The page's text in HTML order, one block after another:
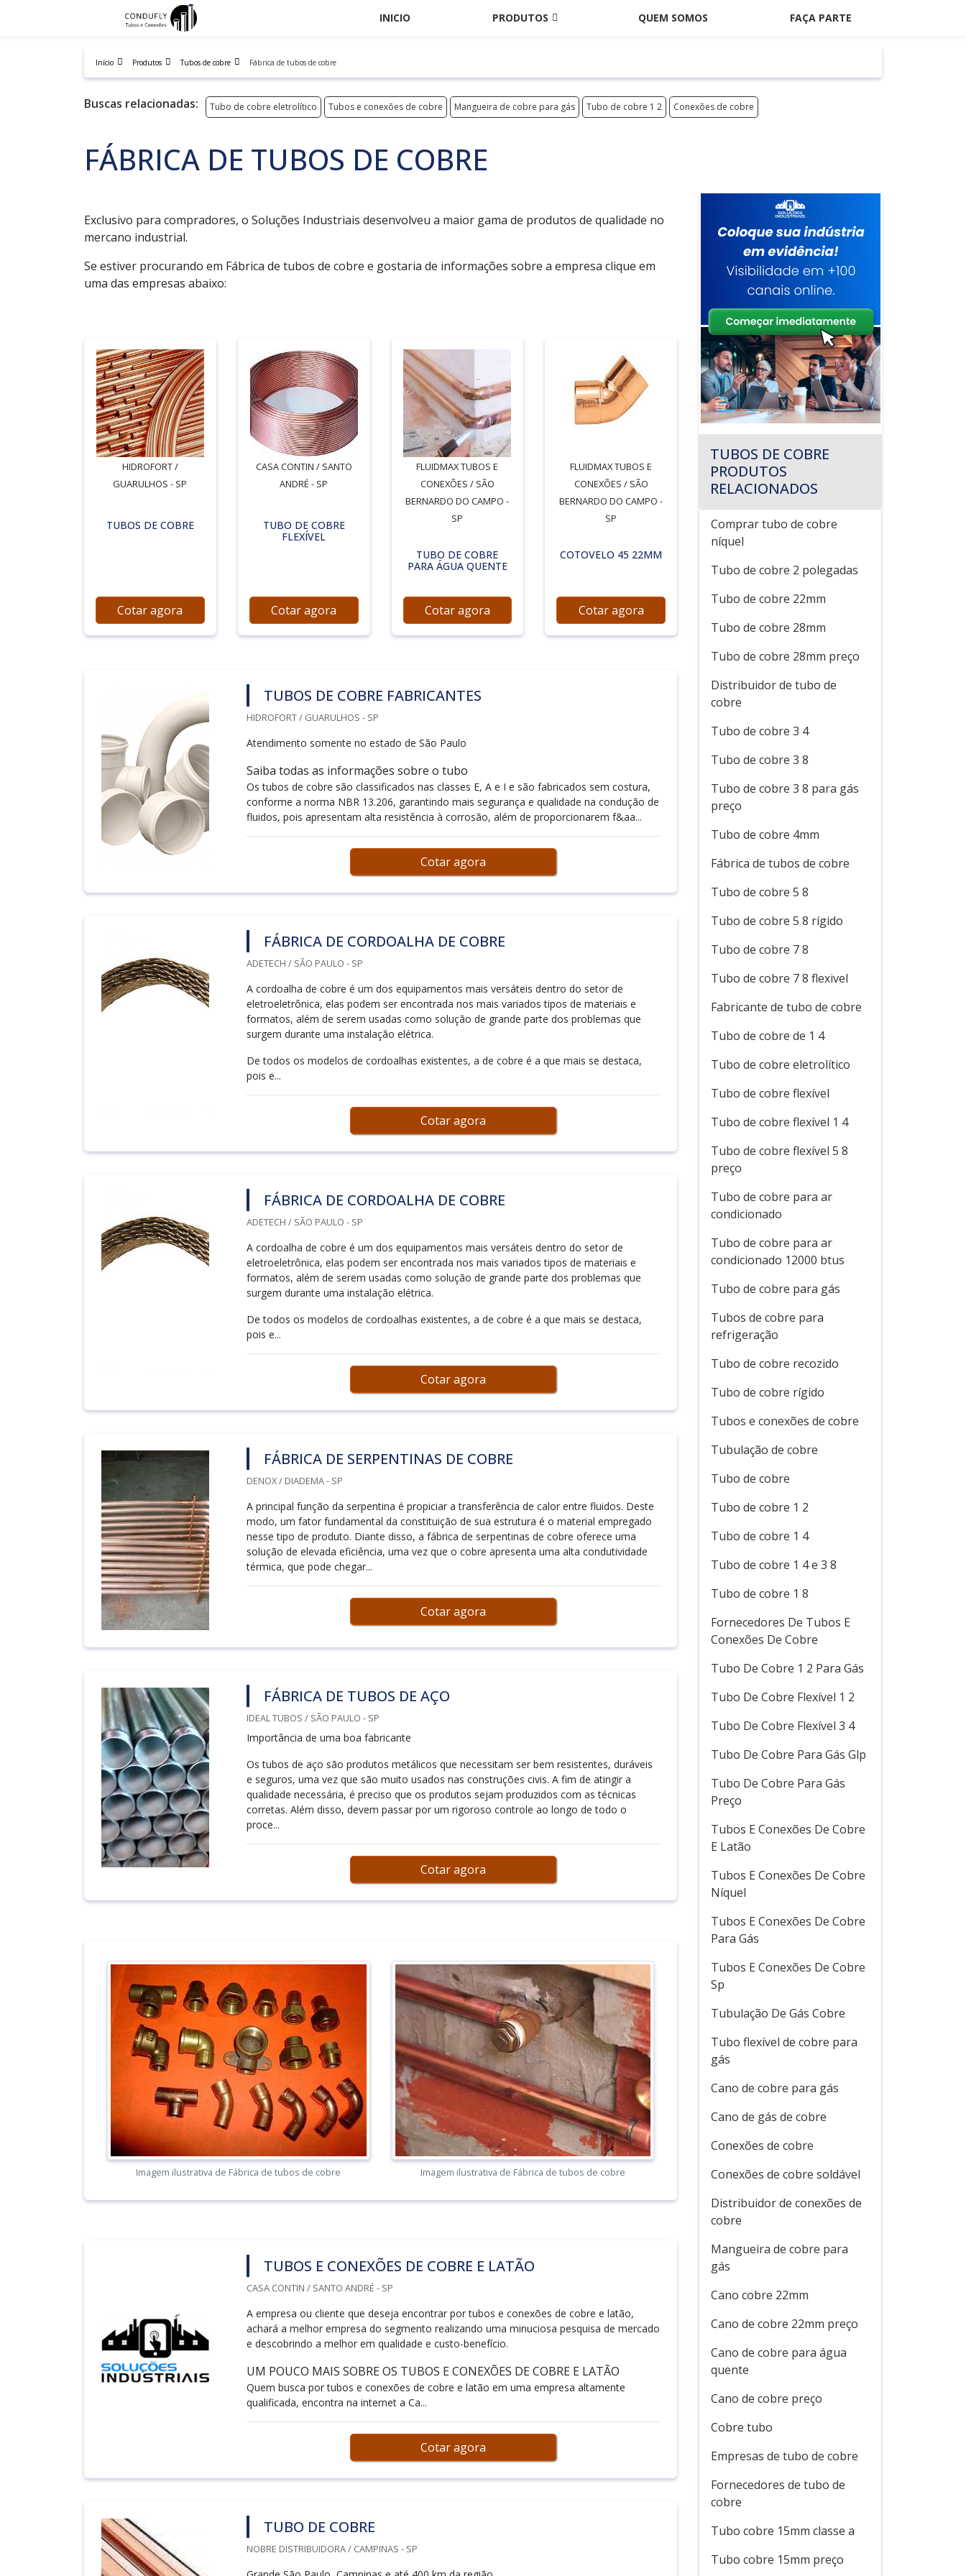
INICIO PRODUTOS QUEM SOMOS FAÇA PARTE
Início Produtos Tubos de cobre Fábrica de tubos de cobre
Buscas relacionadas: Tubo de cobre eletrolítico Tubos e conexões de cobre Mangueira de cobre para gás Tubo de cobre 1 2 Conexões de cobre
FÁBRICA DE TUBOS DE COBRE
Exclusivo para compradores, o Soluções Industriais desenvolveu a maior gama de produtos de qualidade no
mercano industrial.
Se estiver procurando em Fábrica de tubos de cobre e gostaria de informações sobre a empresa clique em
uma das empresas abaixo:
HIDROFORT /
GUARULHOS - SP
TUBOS DE COBRE
Cotar agora
CASA CONTIN / SANTO
ANDRÉ - SP
TUBO DE COBRE
FLEXÍVEL
Cotar agora
FLUIDMAX TUBOS E
CONEXÕES / SÃO
BERNARDO DO CAMPO -
SP
TUBO DE COBRE
PARA ÁGUA QUENTE
Cotar agora
FLUIDMAX TUBOS E
CONEXÕES / SÃO
BERNARDO DO CAMPO -
SP
COTOVELO 45 22MM
Cotar agora
TUBOS DE COBRE FABRICANTES
HIDROFORT / GUARULHOS - SP
Atendimento somente no estado de São Paulo
Saiba todas as informações sobre o tubo
Os tubos de cobre são classificados nas classes E, A e I e são fabricados sem costura,
conforme a norma NBR 13.206, garantindo mais segurança e qualidade na condução de
fluidos, pois apresentam alta resistência à corrosão, além de proporcionarem f&aa...
Cotar agora
FÁBRICA DE CORDOALHA DE COBRE
ADETECH / SÃO PAULO - SP
A cordoalha de cobre é um dos equipamentos mais versáteis dentro do setor de
eletroeletrônica, elas podem ser encontrada nos mais variados tipos de materiais e
formatos, além de serem usadas como solução de grande parte dos problemas que
surgem durante uma instalação elétrica.
De todos os modelos de cordoalhas existentes, a de cobre é a que mais se destaca,
pois e...
Cotar agora
FÁBRICA DE CORDOALHA DE COBRE
ADETECH / SÃO PAULO - SP
A cordoalha de cobre é um dos equipamentos mais versáteis dentro do setor de
eletroeletrônica, elas podem ser encontrada nos mais variados tipos de materiais e
formatos, além de serem usadas como solução de grande parte dos problemas que
surgem durante uma instalação elétrica.
De todos os modelos de cordoalhas existentes, a de cobre é a que mais se destaca,
pois e...
Cotar agora
FÁBRICA DE SERPENTINAS DE COBRE
DENOX / DIADEMA - SP
A principal função da serpentina é propiciar a transferência de calor entre fluidos. Deste
modo, um fator fundamental da constituição de sua estrutura é o material empregado
nesse tipo de produto. Diante disso, a fábrica de serpentinas de cobre oferece uma
solução de elevada eficiência, uma vez que o cobre apresenta uma alta condutividade
térmica, que pode chegar...
Cotar agora
FÁBRICA DE TUBOS DE AÇO
IDEAL TUBOS / SÃO PAULO - SP
Importância de uma boa fabricante
Os tubos de aço são produtos metálicos que necessitam ser bem resistentes, duráveis
e seguros, uma vez que são muito usados nas construções civis. A fim de atingir a
qualidade necessária, é preciso que os produtos sejam produzidos com as técnicas
corretas. Além disso, devem passar por um rigoroso controle ao longo de todo o
proce...
Cotar agora
Imagem ilustrativa de Fábrica de tubos de cobre Imagem ilustrativa de Fábrica de tubos de cobre
TUBOS E CONEXÕES DE COBRE E LATÃO
CASA CONTIN / SANTO ANDRÉ - SP
A empresa ou cliente que deseja encontrar por tubos e conexões de cobre e latão,
achará a melhor empresa do segmento realizando uma minuciosa pesquisa de mercado
e descobrindo a melhor em qualidade e custo-benefício.
UM POUCO MAIS SOBRE OS TUBOS E CONEXÕES DE COBRE E LATÃO
Quem busca por tubos e conexões de cobre e latão em uma empresa altamente
qualificada, encontra na internet a Ca...
Cotar agora
TUBO DE COBRE
NOBRE DISTRIBUIDORA / CAMPINAS - SP
TUBOS DE COBRE
PRODUTOS
RELACIONADOS
Comprar tubo de cobre
níquel
Tubo de cobre 2 polegadas
Tubo de cobre 22mm
Tubo de cobre 28mm
Tubo de cobre 28mm preço
Distribuidor de tubo de
cobre
Tubo de cobre 3 4
Tubo de cobre 3 8
Tubo de cobre 3 8 para gás
preço
Tubo de cobre 4mm
Fábrica de tubos de cobre
Tubo de cobre 5 8
Tubo de cobre 5 8 rígido
Tubo de cobre 7 8
Tubo de cobre 7 8 flexivel
Fabricante de tubo de cobre
Tubo de cobre de 1 4
Tubo de cobre eletrolítico
Tubo de cobre flexível
Tubo de cobre flexível 1 4
Tubo de cobre flexível 5 8
preço
Tubo de cobre para ar
condicionado
Tubo de cobre para ar
condicionado 12000 btus
Tubo de cobre para gás
Tubos de cobre para
refrigeração
Tubo de cobre recozido
Tubo de cobre rígido
Tubos e conexões de cobre
Tubulação de cobre
Tubo de cobre
Tubo de cobre 1 2
Tubo de cobre 1 4
Tubo de cobre 1 4 e 3 8
Tubo de cobre 1 8
Fornecedores De Tubos E
Conexões De Cobre
Tubo De Cobre 1 2 Para Gás
Tubo De Cobre Flexível 1 2
Tubo De Cobre Flexível 3 4
Tubo De Cobre Para Gás Glp
Tubo De Cobre Para Gás
Preço
Tubos E Conexões De Cobre
E Latão
Tubos E Conexões De Cobre
Níquel
Tubos E Conexões De Cobre
Para Gás
Tubos E Conexões De Cobre
Sp
Tubulação De Gás Cobre
Tubo flexível de cobre para
gás
Cano de cobre para gás
Cano de gás de cobre
Conexões de cobre
Conexões de cobre soldável
Distribuidor de conexões de
cobre
Mangueira de cobre para
gás
Cano cobre 22mm
Cano de cobre 22mm preço
Cano de cobre para água
quente
Cano de cobre preço
Cobre tubo
Empresas de tubo de cobre
Fornecedores de tubo de
cobre
Tubo cobre 15mm classe a
Tubo cobre 15mm preço